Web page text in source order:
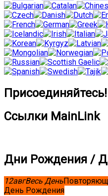
Присоединяйтесь!
Ссылки MainLink
Дни Рождения /
12авгВесь День
День Рождения